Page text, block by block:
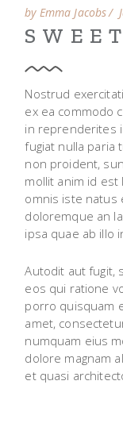
by Emma Jacobs
Nostrud
ex ea commodo
in reprenderites
fugiat nulla paria
non proident,
mollit anim id
omnis iste natus
doloremque an
ipsa quae ab illo
Autodit aut fugit,
eos qui ratione
porro quisquam
amet,
numquam eius
dolore magnam
et quasi